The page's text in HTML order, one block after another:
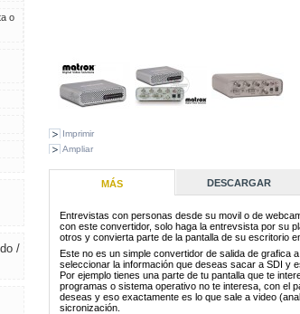
o
/
Imprimir
Ampliar
MÁS DESCARGAR
Entrevistas con personas desde su movil o de
con este convertidor, solo haga la entrevsista por su
otros y convierta parte de la pantalla de su escritorio
Este no es un simple convertidor de salida de grafica
seleccionar la información que deseas sacar a SDI y
Por ejemplo tienes una parte de tu pantalla que te
programas o sistema operativo no te interesa, con el
deseas y eso exactamente es lo que sale a video
sicronización.